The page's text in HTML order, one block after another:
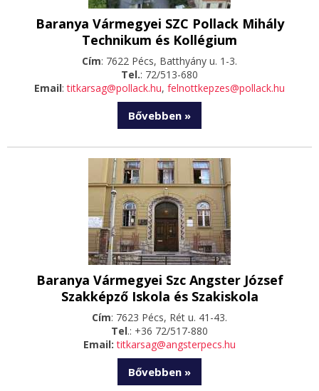
Baranya Vármegyei SZC Pollack Mihály
Technikum és Kollégium
Cím: 7622 Pécs, Batthyány u. 1-3.
Tel.: 72/513-680
Email:titkarsag@pollack.hu, felnottkepzes@pollack.hu
Bővebben »
Baranya Vármegyei Szc Angster József
Szakképző Iskola és Szakiskola
Cím: 7623 Pécs, Rét u. 41-43.
Tel.: +36 72/517-880
Email:titkarsag@angsterpecs.hu
Bővebben »